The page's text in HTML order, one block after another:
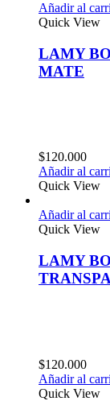
Añadir al
Quick View
LAMY
MATE
$120.000
Añadir al
Quick View
Añadir al
Quick View
LAMY
$120.000
Añadir al
Quick View